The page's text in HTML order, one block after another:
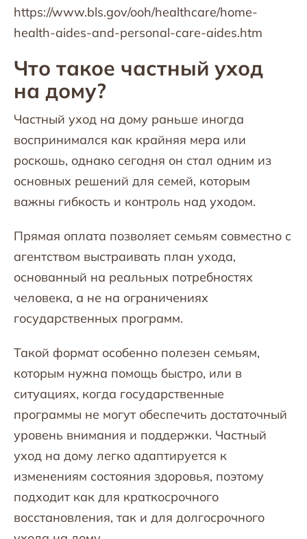
https://www.bls.gov/ooh/healthcare/home-
health-aides-and-personal-care-aides.htm
Что такое частный уход
на дому?
Частный уход на дому раньше иногда
воспринимался как крайняя мера или
роскошь, однако сегодня он стал одним из
основных решений для семей, которым
важны гибкость и контроль над уходом.
Прямая оплата позволяет семьям совместно с
агентством выстраивать план ухода,
основанный на реальных потребностях
человека, а не на ограничениях
государственных программ.
Такой формат особенно полезен семьям,
которым нужна помощь быстро, или в
ситуациях, когда государственные
программы не могут обеспечить достаточный
уровень внимания и поддержки. Частный
уход на дому легко адаптируется к
изменениям состояния здоровья, поэтому
подходит как для краткосрочного
восстановления, так и для долгосрочного